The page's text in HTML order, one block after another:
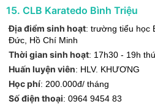
15. CLB Karatedo Bình Triệu
Địa điểm sinh hoạt: trường tiểu học
Đức Hồ Chí Minh
Thời gian sinh hoạt: 17h30 - 19h
Huấn luyện viên: HLV. KHƯƠNG
Học phí: 200.000đ/ tháng
Số điện thoại: 0964 9454 83